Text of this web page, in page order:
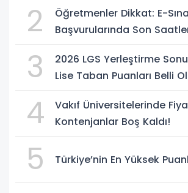
2
Öğretmenler Dikkat: E-
Başvurularında Son
3
2026 LGS Yerleştirme
Lise Taban Puanları Belli
4
Vakıf Üniversitelerinde
Kontenjanlar Boş Kaldı!
5 Türkiye’nin En Yüksek